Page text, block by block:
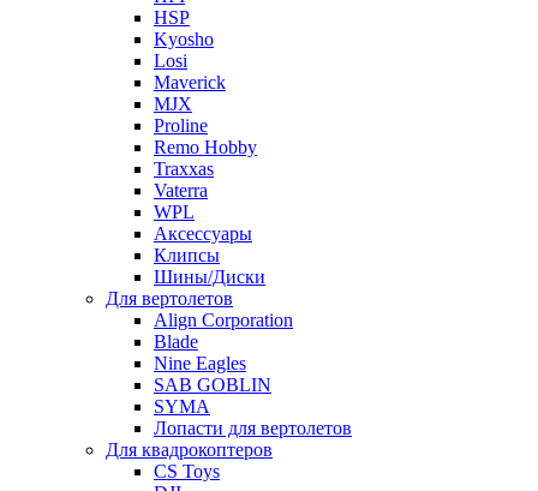
HSP
Kyosho
Losi
Maverick
MJX
Proline
Remo Hobby
Traxxas
Vaterra
WPL
Аксессуары
Клипсы
Шины/Диски
Для вертолетов
Align Corporation
Blade
Nine Eagles
SAB GOBLIN
SYMA
Лопасти для вертолетов
Для квадрокоптеров
CS Toys